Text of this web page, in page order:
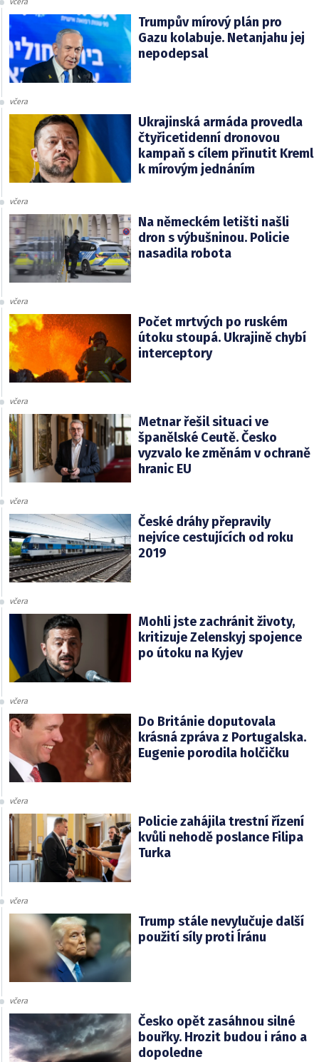
Trumpův mírový plán pro
Gazu kolabuje. Netanjahu jej
nepodepsal
včera
Ukrajinská armáda provedla
čtyřicetidenní dronovou
kampaň s cílem přinutit Kreml
k mírovým jednáním
včera
Na německém letišti našli
dron s výbušninou. Policie
nasadila robota
včera
Počet mrtvých po ruském
útoku stoupá. Ukrajině chybí
interceptory
včera
Metnar řešil situaci ve
španělské Ceutě. Česko
vyzvalo ke změnám v ochraně
hranic EU
včera
České dráhy přepravily
nejvíce cestujících od roku
2019
včera
Mohli jste zachránit životy,
kritizuje Zelenskyj spojence
po útoku na Kyjev
včera
Do Británie doputovala
krásná zpráva z Portugalska.
Eugenie porodila holčičku
včera
Policie zahájila trestní řízení
kvůli nehodě poslance Filipa
Turka
včera
Trump stále nevylučuje další
použití síly proti Íránu
včera
Česko opět zasáhnou silné
bouřky. Hrozit budou i ráno a
dopoledne